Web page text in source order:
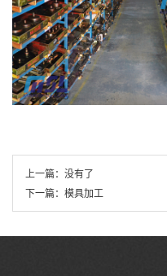
上一篇： 没有了
下一篇： 模具加工